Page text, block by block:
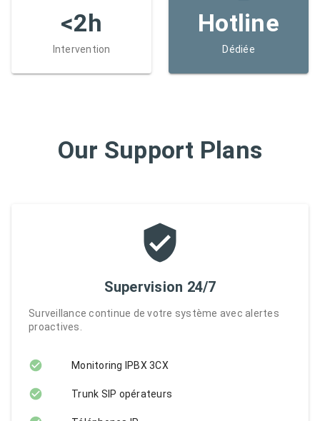
<2h
Intervention
Hotline
Dédiée
Our Support Plans
Supervision 24/7
Surveillance continue de votre système avec alertes
proactives.
Monitoring IPBX 3CX
Trunk SIP opérateurs